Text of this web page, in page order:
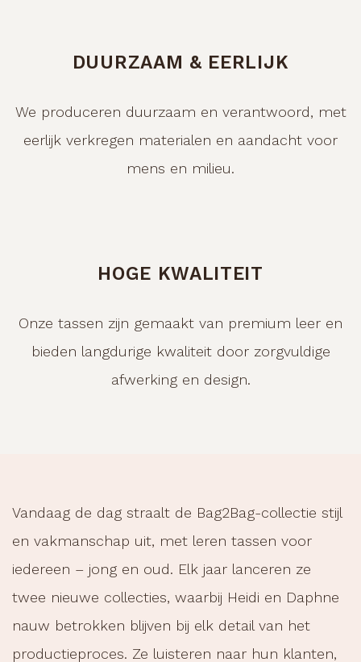
DUURZAAM & EERLIJK
We produceren duurzaam en verantwoord, met
eerlijk verkregen materialen en aandacht voor
mens en milieu.
HOGE KWALITEIT
Onze tassen zijn gemaakt van premium leer en
bieden langdurige kwaliteit door zorgvuldige
afwerking en design.
Vandaag de dag straalt de Bag2Bag-collectie stijl
en vakmanschap uit, met leren tassen voor
iedereen – jong en oud. Elk jaar lanceren ze
twee nieuwe collecties, waarbij Heidi en Daphne
nauw betrokken blijven bij elk detail van het
productieproces. Ze luisteren naar hun klanten,